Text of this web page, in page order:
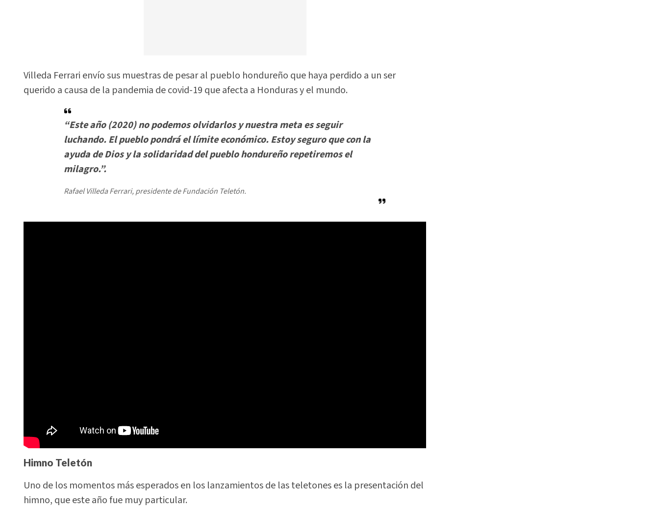
Villeda Ferrari envío sus muestras de pesar al pueblo hondureño que haya perdido a un ser
querido a causa de la pandemia de covid-19 que afecta a Honduras y el mundo.
“Este año (2020) no podemos olvidarlos y nuestra meta es seguir
luchando. El pueblo pondrá el límite económico. Estoy seguro que con la
ayuda de Dios y la solidaridad del pueblo hondureño repetiremos el
milagro.”.
Rafael Villeda Ferrari, presidente de Fundación Teletón.
Himno Teletón
Uno de los momentos más esperados en los lanzamientos de las teletones es la presentación del
himno, que este año fue muy particular.